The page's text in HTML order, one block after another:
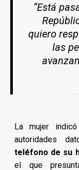
“Está
quiero
las
La mujer
autoridades
teléfono de su
el que